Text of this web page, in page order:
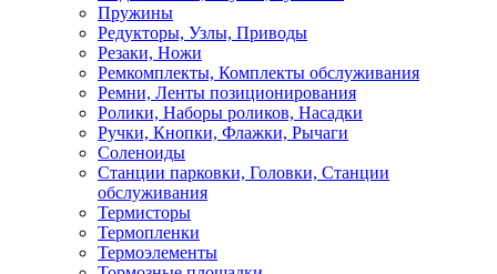
Пружины
Редукторы, Узлы, Приводы
Резаки, Ножи
Ремкомплекты, Комплекты обслуживания
Ремни, Ленты позиционирования
Ролики, Наборы роликов, Насадки
Ручки, Кнопки, Флажки, Рычаги
Соленоиды
Станции парковки, Головки, Станции
обслуживания
Термисторы
Термопленки
Термоэлементы